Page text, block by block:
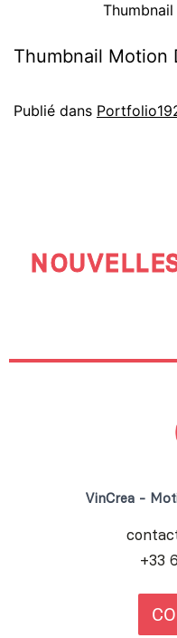
Thumbnail Motion
Publié dans Portfolio
VinCrea -
+33